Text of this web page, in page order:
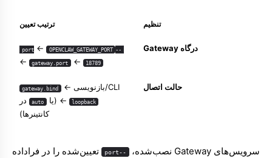
تنظیم ترتیب تعیین
درگاه Gateway --port
← OPENCLAW_GATEWAY_PORT
← gateway.port ← 18789
حالت اتصال CLI/بازنویسی ← gateway.bind
← loopback (یا auto
در
کانتینرها)
سرویس‌های Gateway نصب‌شده، --port
تعیین‌شده را در فراداده